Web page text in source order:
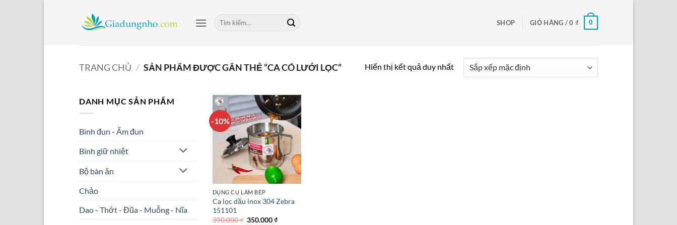
Tìm
kiếm:
SHOP GIỎ HÀNG /0 ₫ 0
TRANG CHỦ / SẢN PHẨM ĐƯỢC GẮN THẺ “CA CÓ LƯỚI LỌC” Hiển thị kết quả duy nhất
DANH MỤC SẢN PHẨM
Bình đun - Ấm đun
Bình giữ nhiệt
Bộ bàn ăn
Chảo
Dao - Thớt - Đũa - Muỗng - Nĩa
-10%
DỤNG CỤ LÀM BẾP
Ca lọc dầu inox 304 Zebra
151101
390.000₫ Giá
350.000₫Giá